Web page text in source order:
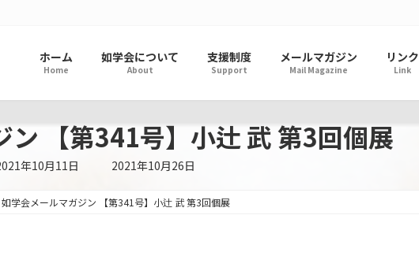
ホーム
Home
如学会について
About
支援制度
Support
メールマガジン
Mail Magazine
リンク
Link
ン 【第341号】小辻 武 第3回個展
年10月11日 最
終
新
日
2021年10月26日
如学会メールマガジン 【第341号】小辻 武 第3回個展